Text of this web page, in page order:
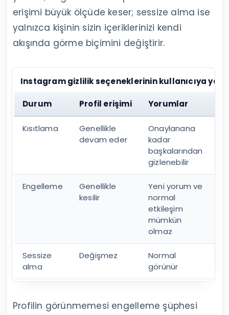
erişimi büyük ölçüde keser; sessize alma ise
yalnızca kişinin sizin içeriklerinizi kendi
akışında görme biçimini değiştirir.
Instagram gizlilik seçeneklerinin kullanıcıya
Durum Profil erişimi Yorumlar
Kısıtlama
Genellikle
devam eder
Onaylanana
kadar
başkalarından
gizlenebilir
Engelleme
Genellikle
kesilir
Yeni yorum ve
normal
etkileşim
mümkün
olmaz
Sessize
alma
Değişmez
Normal
görünür
Profilin görünmemesi engelleme şüphesi